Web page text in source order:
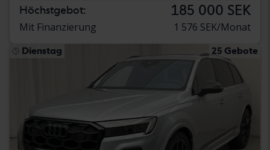
Höchstgebot: 185 000 SEK
Mit Finanzierung 1 576 SEK/Monat
Dienstag 25 Gebote